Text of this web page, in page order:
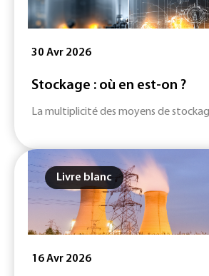
30 Avr 2026
Stockage : où en est-on ?
La multiplicité des moyens de
Livre blanc
16 Avr 2026